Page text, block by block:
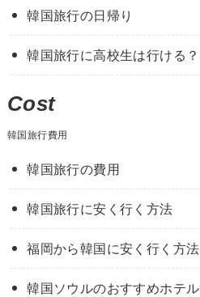
韓国旅行の日帰り
韓国旅行に高校生は行ける？
Cost
韓国旅行費用
韓国旅行の費用
韓国旅行に安く行く方法
福岡から韓国に安く行く方法
韓国ソウルのおすすめホテル